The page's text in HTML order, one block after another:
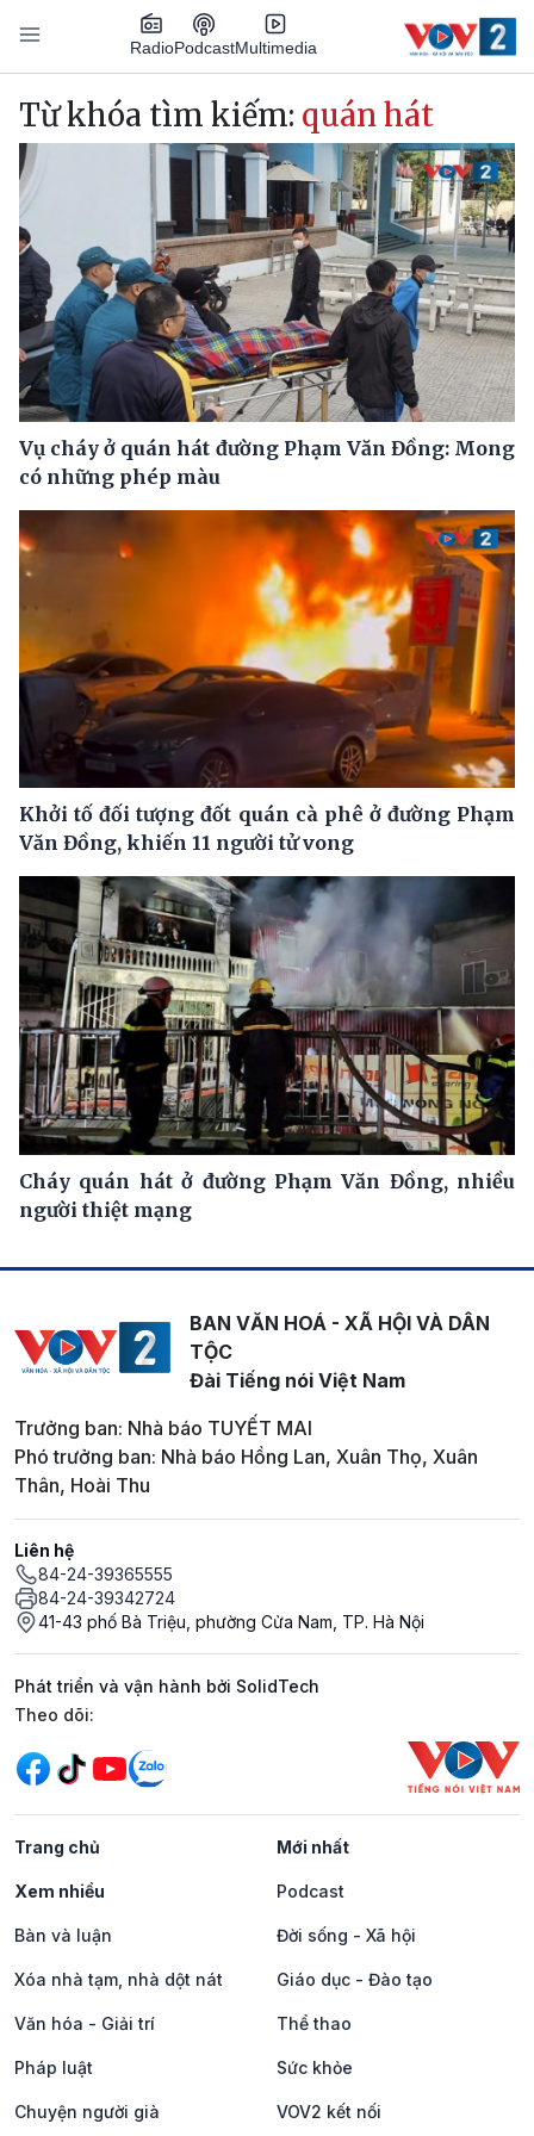
Nhảy đến nội dung
RadioPodcastMultimedia
Main navigation
Từ khóa tìm kiếm: quán hát
Vụ cháy ở quán hát đường Phạm Văn Đồng: Mong
có những phép màu
Khởi tố đối tượng đốt quán cà phê ở đường Phạm
Văn Đồng, khiến 11 người tử vong
Cháy quán hát ở đường Phạm Văn Đồng, nhiều
người thiệt mạng
BAN VĂN HOÁ - XÃ HỘI VÀ DÂN
TỘC
Đài Tiếng nói Việt Nam
Trưởng ban: Nhà báo TUYẾT MAI
Phó trưởng ban: Nhà báo Hồng Lan, Xuân Thọ, Xuân
Thân, Hoài Thu
Liên hệ
84-24-39365555
84-24-39342724
41-43 phố Bà Triệu, phường Cửa Nam, TP. Hà Nội
Phát triển và vận hành bởi SolidTech
Mạng xã hội
Theo dõi:
Trang chủ Mới nhất
Xem nhiều Podcast
Bàn và luận Đời sống - Xã hội
Xóa nhà tạm, nhà dột nát Giáo dục - Đào tạo
Văn hóa - Giải trí Thể thao
Pháp luật Sức khỏe
Chuyện người già VOV2 kết nối